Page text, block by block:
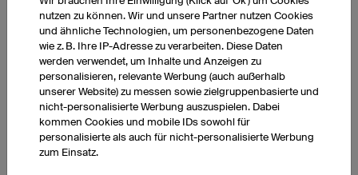
mit der Hantel und im Olympischen Gewichtheben. Von 10:15-
11:30 gehen wir dann aufs Eis. Dort arbeiten wir vor allem an
taktischen Dingen und dem Zweikampfverhalten. Nach dem
Training gibt es dann vielfältige Möglichkeiten für das cool-
down, also Dehnen, Sauna, Pool oder auch Behandlung bei
unserem Physio-Team.
HAT EUER TEAM BESTIMMTE RITUALE?
nutzen zu können. Wir und unsere Partner nutzen Cookies
und ähnliche Technologien, um personenbezogene Daten
wie z. B. Ihre IP-Adresse zu verarbeiten. Diese Daten
werden verwendet, um Inhalte und Anzeigen zu
personalisieren, relevante Werbung (auch außerhalb
unserer Website) zu messen sowie zielgruppenbasierte und
nicht-personalisierte Werbung auszuspielen. Dabei
kommen Cookies und mobile IDs sowohl für
personalisierte als auch für nicht-personalisierte Werbung
zum Einsatz.